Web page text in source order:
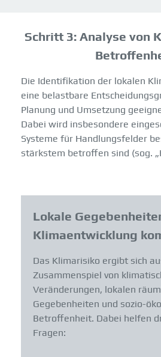
UMSETZUNG
Schritt 3: Analyse von
Die Identifikation der lokalen
eine belastbare
Planung und Umsetzung
Dabei wird insbesondere
Systeme für Handlungsfelder
stärkstem betroffen sind (sog.
Lokale
Klimaentwicklung
Das Klimarisiko ergibt sich
Zusammenspiel von
Veränderungen, lokalen
Gegebenheiten und sozio-
Betroffenheit. Dabei helfen
Fragen: